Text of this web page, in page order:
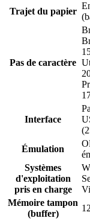
Trajet du papier
Pas de caractère
Interface
Émulation
Systèmes
d'exploitation
pris en charge
Mémoire tampon
(buffer)